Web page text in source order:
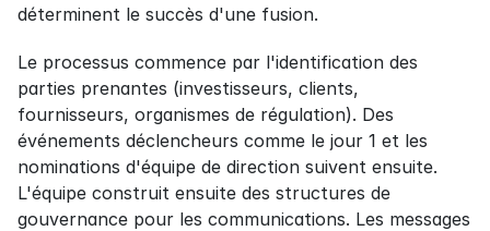
déterminent le succès d'une fusion.
Le processus commence par l'identification des
parties prenantes (investisseurs, clients,
fournisseurs, organismes de régulation). Des
événements déclencheurs comme le jour 1 et les
nominations d'équipe de direction suivent ensuite.
L'équipe construit ensuite des structures de
gouvernance pour les communications. Les messages